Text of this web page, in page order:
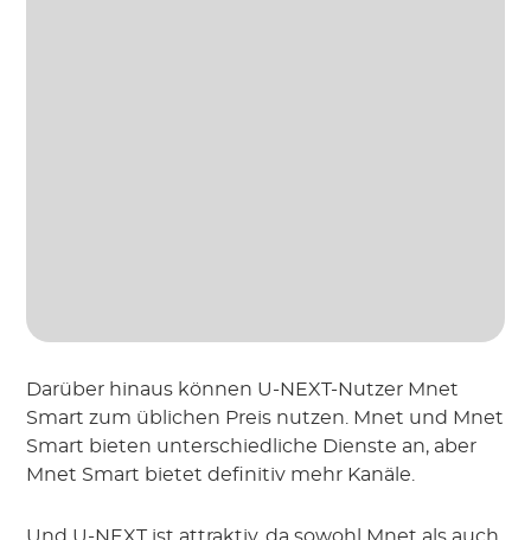
Darüber hinaus können U-NEXT-Nutzer Mnet
Smart zum üblichen Preis nutzen. Mnet und Mnet
Smart bieten unterschiedliche Dienste an, aber
Mnet Smart bietet definitiv mehr Kanäle.